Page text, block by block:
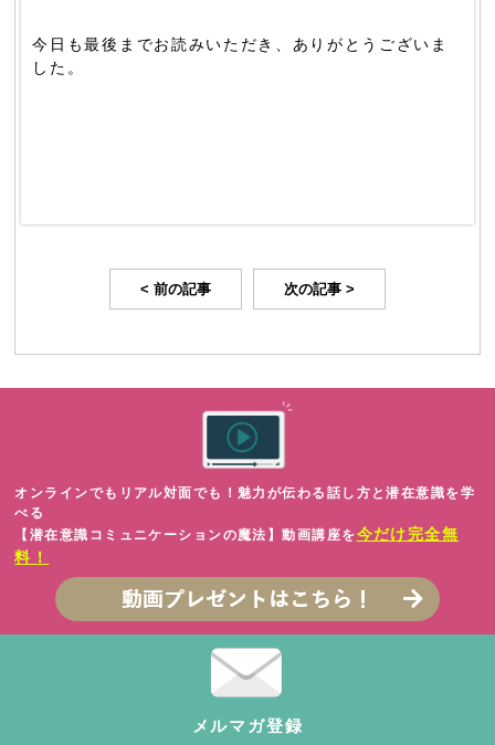
今日も最後までお読みいただき、ありがとうございま
した。
< 前の記事 次の記事 >
オンラインでもリアル対面でも！魅力が伝わる話し方と潜在意識を学
べる
【潜在意識コミュニケーションの魔法】動画講座を今だけ完全無
料！
メルマガ登録